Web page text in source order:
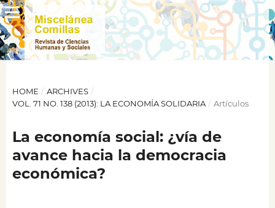
HOME / ARCHIVES /
VOL. 71 NO. 138 (2013): LA ECONOMÍA SOLIDARIA / Artículos
La economía social: ¿vía de
avance hacia la democracia
económica?